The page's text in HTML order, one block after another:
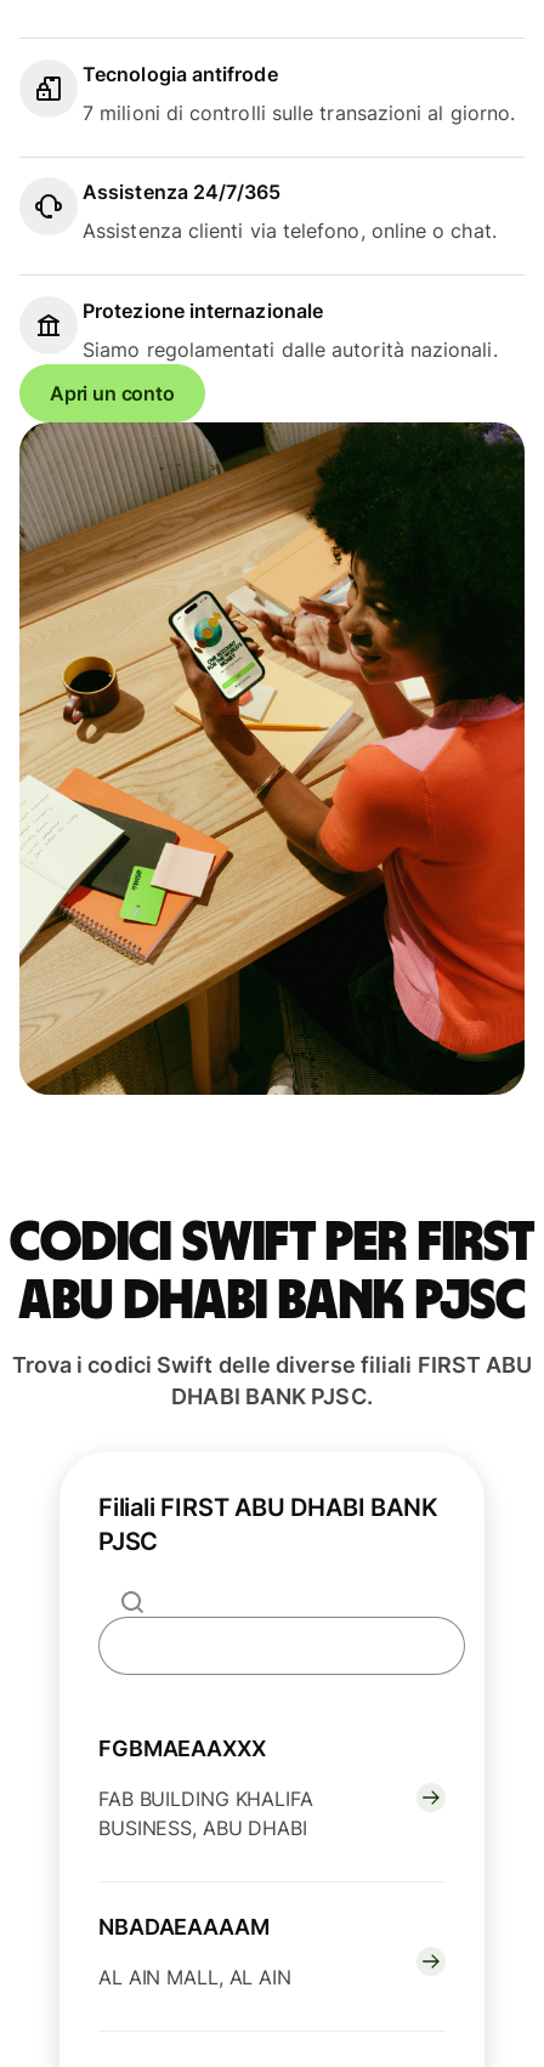
Tecnologia antifrode
7 milioni di controlli sulle transazioni al giorno.
Assistenza 24/7/365
Assistenza clienti via telefono, online o chat.
Protezione internazionale
Siamo regolamentati dalle autorità nazionali.
Apri un conto
Codici Swift per FIRST
ABU DHABI BANK PJSC
Trova i codici Swift delle diverse filiali FIRST ABU
DHABI BANK PJSC.
Filiali FIRST ABU DHABI BANK
PJSC
FGBMAEAAXXX
FAB BUILDING KHALIFA
BUSINESS, ABU DHABI
NBADAEAAAAM
AL AIN MALL, AL AIN